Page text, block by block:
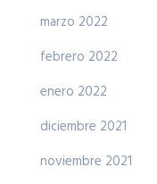
marzo 2022
febrero 2022
enero 2022
diciembre 2021
noviembre 2021